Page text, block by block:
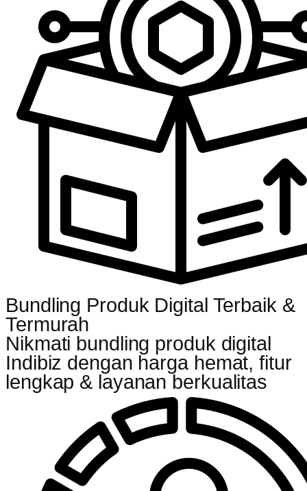
Bundling Produk Digital Terbaik &
Termurah
Nikmati bundling produk digital
Indibiz dengan harga hemat, fitur
lengkap & layanan berkualitas